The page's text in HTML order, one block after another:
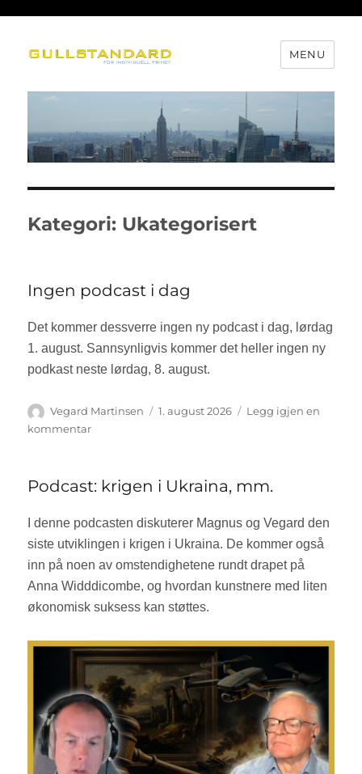
Gullstandard
MENU
Kategori: Ukategorisert
Ingen podcast i dag
Det kommer dessverre ingen ny podcast i dag, lørdag
1. august. Sannsynligvis kommer det heller ingen ny
podkast neste lørdag, 8. august.
Forfatter
Vegard Martinsen Publisert
1. august 2026
Legg igjen en
kommentar
dag
Podcast: krigen i Ukraina, mm.
I denne podcasten diskuterer Magnus og Vegard den
siste utviklingen i krigen i Ukraina. De kommer også
inn på noen av omstendighetene rundt drapet på
Anna Widddicombe, og hvordan kunstnere med liten
økonomisk suksess kan støttes.